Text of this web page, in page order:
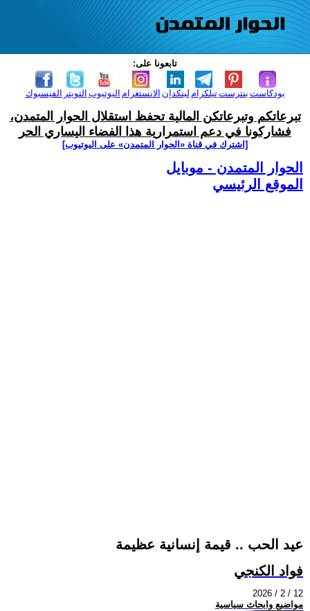
تابعونا على:
الفيسبوك التويتر اليوتيوب الانستغرام لينكدإن تيلكرامبنترست بودكاست
تبرعاتكم وتبرعاتكن المالية تحفظ استقلال الحوار المتمدن،
فشاركونا في دعم استمرارية هذا الفضاء اليساري الحر
[اشترك في قناة ‫«الحوار المتمدن» على اليوتيوب]
الحوار المتمدن - موبايل
الموقع الرئيسي
عيد الحب .. قيمة إنسانية عظيمة
فواد الكنجي
2026 / 2 / 12
مواضيع وابحاث سياسية